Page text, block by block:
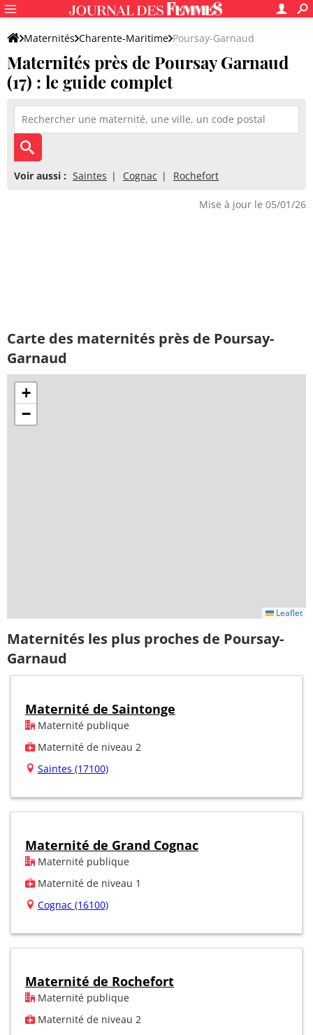
Maternités Charente-Maritime Poursay-Garnaud
Maternités près de Poursay Garnaud
(17) : le guide complet
Voir aussi : Saintes Cognac Rochefort
Mise à jour le 05/01/26
Carte des maternités près de Poursay-
Garnaud
+
−
Leaflet
Maternités les plus proches de Poursay-
Garnaud
Maternité de Saintonge
Maternité publique
Maternité de niveau 2
Saintes (17100)
Maternité de Grand Cognac
Maternité publique
Maternité de niveau 1
Cognac (16100)
Maternité de Rochefort
Maternité publique
Maternité de niveau 2